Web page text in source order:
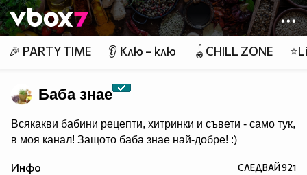
Member of
👾
🎉 PARTY TIME 👂 Клю – клю 🪀CHILL ZONE
Баба знае
Всякакви бабини рецепти, хитринки и съвети - само тук,
в моя канал! Защото баба знае най-добре! :)
Инфо СЛЕДВАЙ921